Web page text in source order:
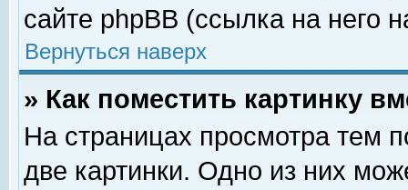
сайте phpBB (ссылка на него
Вернуться наверх
» Как поместить картинку
На страницах просмотра тем
две картинки. Одно из них